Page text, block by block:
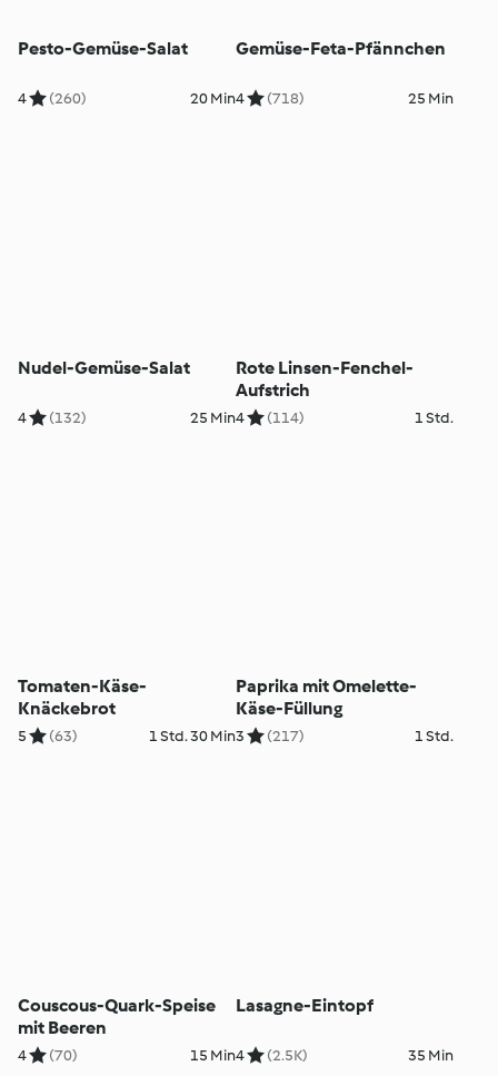
Pesto-Gemüse-Salat
4 (260) 20 Min
Gemüse-Feta-Pfännchen
4 (718) 25 Min
Nudel-Gemüse-Salat
4 (132) 25 Min
Rote Linsen-Fenchel-
Aufstrich
4 (114) 1 Std.
Tomaten-Käse-
Knäckebrot
5 (63) 1 Std. 30 Min
Paprika mit Omelette-
Käse-Füllung
3 (217) 1 Std.
Couscous-Quark-Speise
mit Beeren
4 (70) 15 Min
Lasagne-Eintopf
4 (2.5K) 35 Min